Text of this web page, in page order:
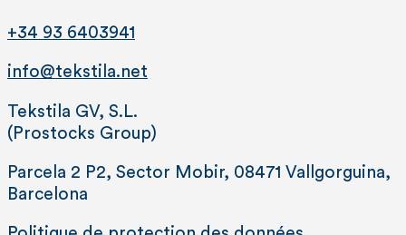
+34 93 6403941
info@tekstila.net
Tekstila GV, S.L.
(Prostocks Group)
Parcela 2 P2, Sector Mobir, 08471 Vallgorguina,
Barcelona